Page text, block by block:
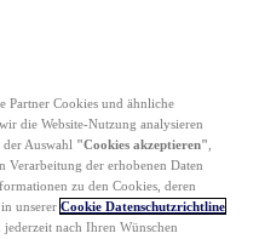
Partner Cookies und ähnliche
die Website-Nutzung analysieren
Auswahl "Cookies akzeptieren"
Verarbeitung der erhobenen Daten
zu den Cookies, deren
unserer Cookie Datenschutzrichtline
nach Ihren Wünschen